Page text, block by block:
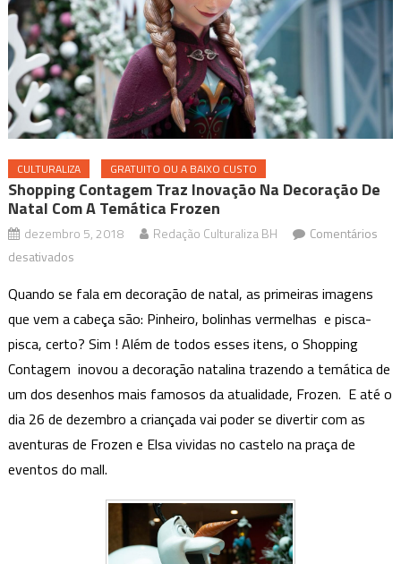
CULTURALIZA GRATUITO OU A BAIXO CUSTO
Shopping Contagem Traz Inovação Na Decoração De
Natal Com A Temática Frozen
dezembro 5, 2018 Redação Culturaliza BH
Comentários
desativadosem
Contagem
traz
inovação
na
decoração
de
natal
a
temática
Quando se fala em decoração de natal, as primeiras imagens
que vem a cabeça são: Pinheiro, bolinhas vermelhas e pisca-
pisca, certo? Sim ! Além de todos esses itens, o Shopping
Contagem inovou a decoração natalina trazendo a temática de
um dos desenhos mais famosos da atualidade, Frozen. E até o
dia 26 de dezembro a criançada vai poder se divertir com as
aventuras de Frozen e Elsa vividas no castelo na praça de
eventos do mall.